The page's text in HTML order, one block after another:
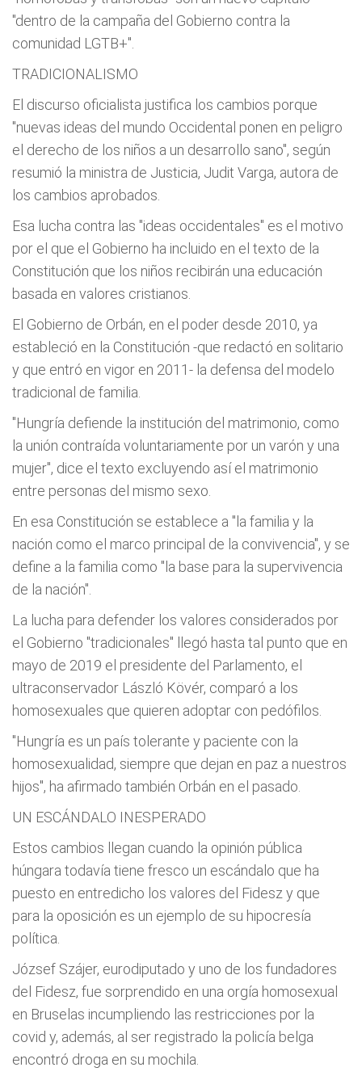
"dentro de la campaña del Gobierno contra la
comunidad LGTB+".
TRADICIONALISMO
El discurso oficialista justifica los cambios porque
"nuevas ideas del mundo Occidental ponen en peligro
el derecho de los niños a un desarrollo sano", según
resumió la ministra de Justicia, Judit Varga, autora de
los cambios aprobados.
Esa lucha contra las "ideas occidentales" es el motivo
por el que el Gobierno ha incluido en el texto de la
Constitución que los niños recibirán una educación
basada en valores cristianos.
El Gobierno de Orbán, en el poder desde 2010, ya
estableció en la Constitución -que redactó en solitario
y que entró en vigor en 2011- la defensa del modelo
tradicional de familia.
"Hungría defiende la institución del matrimonio, como
la unión contraída voluntariamente por un varón y una
mujer", dice el texto excluyendo así el matrimonio
entre personas del mismo sexo.
En esa Constitución se establece a "la familia y la
nación como el marco principal de la convivencia", y se
define a la familia como "la base para la supervivencia
de la nación".
La lucha para defender los valores considerados por
el Gobierno "tradicionales" llegó hasta tal punto que en
mayo de 2019 el presidente del Parlamento, el
ultraconservador László Kövér, comparó a los
homosexuales que quieren adoptar con pedófilos.
"Hungría es un país tolerante y paciente con la
homosexualidad, siempre que dejan en paz a nuestros
hijos", ha afirmado también Orbán en el pasado.
UN ESCÁNDALO INESPERADO
Estos cambios llegan cuando la opinión pública
húngara todavía tiene fresco un escándalo que ha
puesto en entredicho los valores del Fidesz y que
para la oposición es un ejemplo de su hipocresía
política.
József Szájer, eurodiputado y uno de los fundadores
del Fidesz, fue sorprendido en una orgía homosexual
en Bruselas incumpliendo las restricciones por la
covid y, además, al ser registrado la policía belga
encontró droga en su mochila.